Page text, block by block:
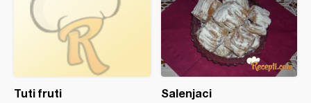
Tuti fruti Salenjaci